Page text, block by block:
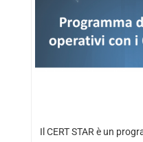
Il CERT STAR è un